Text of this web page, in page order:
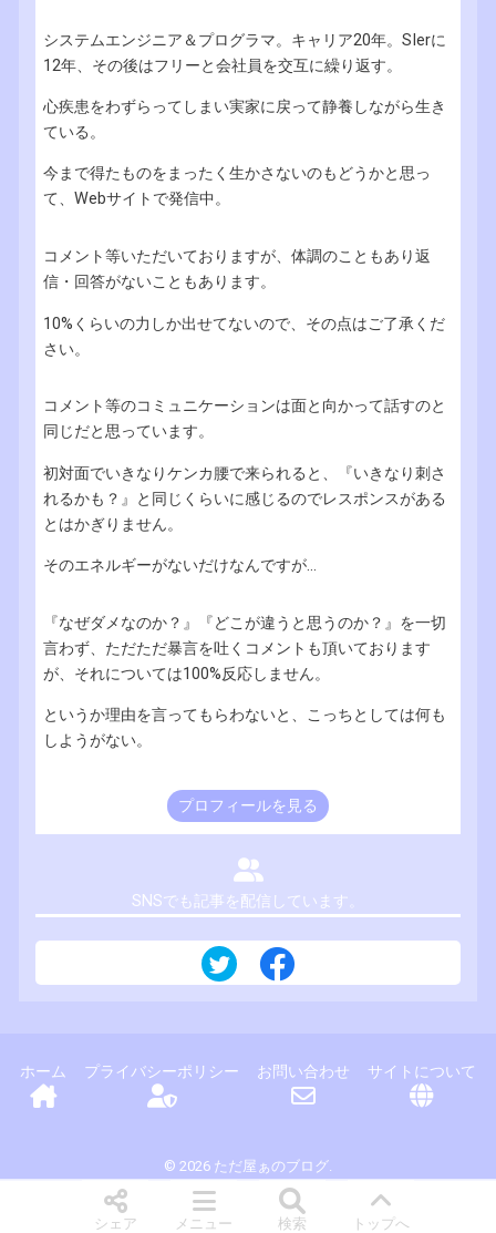
シェア メニュー 検索 トップへ
システムエンジニア＆プログラマ。キャリア20年。SIerに
12年、その後はフリーと会社員を交互に繰り返す。
心疾患をわずらってしまい実家に戻って静養しながら生き
ている。
今まで得たものをまったく生かさないのもどうかと思っ
て、Webサイトで発信中。
コメント等いただいておりますが、体調のこともあり返
信・回答がないこともあります。
10%くらいの力しか出せてないので、その点はご了承くだ
さい。
コメント等のコミュニケーションは面と向かって話すのと
同じだと思っています。
初対面でいきなりケンカ腰で来られると、『いきなり刺さ
れるかも？』と同じくらいに感じるのでレスポンスがある
とはかぎりません。
そのエネルギーがないだけなんですが...
『なぜダメなのか？』『どこが違うと思うのか？』を一切
言わず、ただただ暴言を吐くコメントも頂いております
が、それについては100%反応しません。
というか理由を言ってもらわないと、こっちとしては何も
しようがない。
プロフィールを見る
SNSでも記事を配信しています。
ホーム プライバシーポリシー お問い合わせ サイトについて
© 2026 ただ屋ぁのブログ.